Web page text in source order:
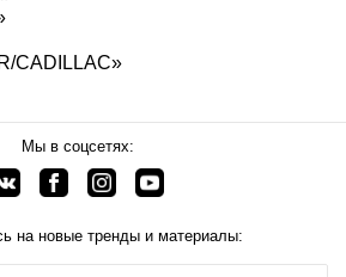
CADILLAC»
Мы в соцсетях:
на новые тренды и материалы: